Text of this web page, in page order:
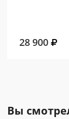
28 900
Вы